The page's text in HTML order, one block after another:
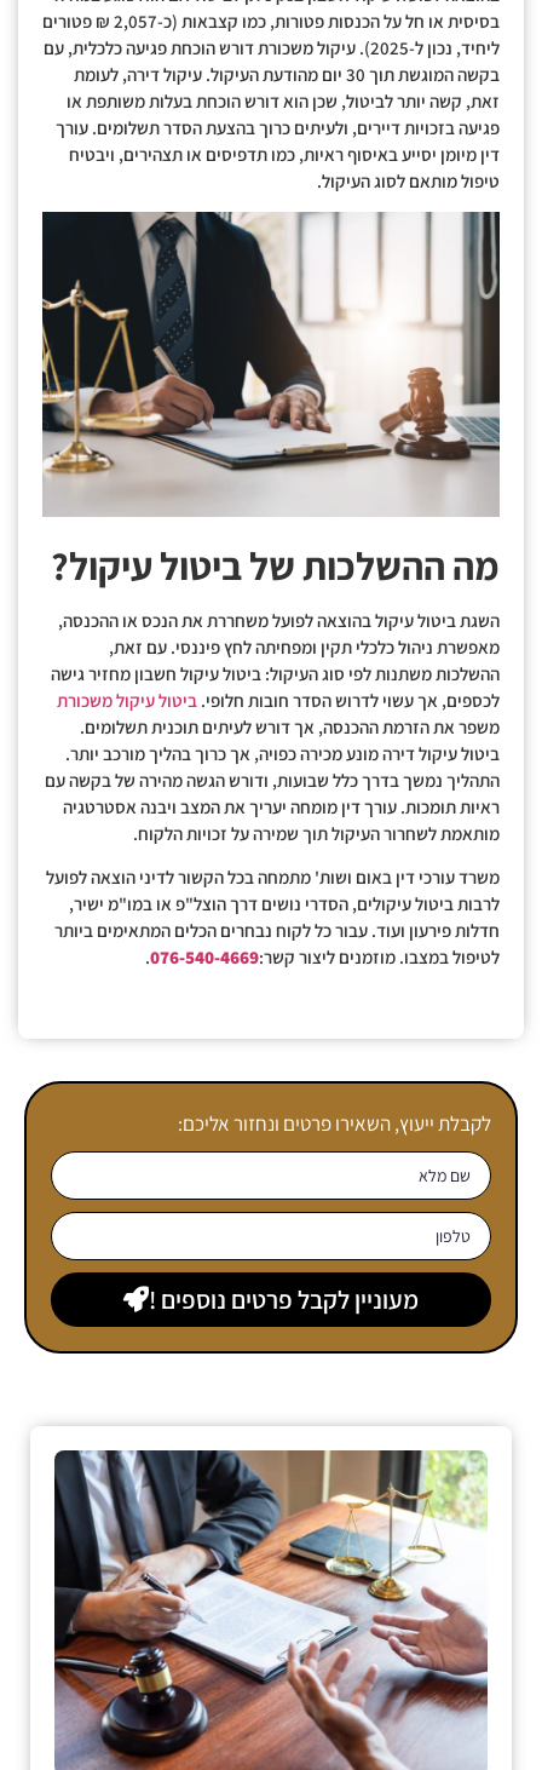
לקבלת ייעוץ, השאירו פרטים ונחזור אליכם:
מעוניין לקבל פרטים נוספים !
בסיסית או חל על הכנסות פטורות, כמו קצבאות (כ-2,057 ₪ פטורים
ליחיד, נכון ל-2025). עיקול משכורת דורש הוכחת פגיעה כלכלית, עם
בקשה המוגשת תוך 30 יום מהודעת העיקול. עיקול דירה, לעומת
זאת, קשה יותר לביטול, שכן הוא דורש הוכחת בעלות משותפת או
פגיעה בזכויות דיירים, ולעיתים כרוך בהצעת הסדר תשלומים. עורך
דין מיומן יסייע באיסוף ראיות, כמו תדפיסים או תצהירים, ויבטיח
טיפול מותאם לסוג העיקול.
מה ההשלכות של ביטול עיקול?
השגת ביטול עיקול בהוצאה לפועל משחררת את הנכס או ההכנסה,
מאפשרת ניהול כלכלי תקין ומפחיתה לחץ פיננסי. עם זאת,
ההשלכות משתנות לפי סוג העיקול: ביטול עיקול חשבון מחזיר גישה
לכספים, אך עשוי לדרוש הסדר חובות חלופי. ביטול עיקול משכורת
משפר את הזרמת ההכנסה, אך דורש לעיתים תוכנית תשלומים.
ביטול עיקול דירה מונע מכירה כפויה, אך כרוך בהליך מורכב יותר.
התהליך נמשך בדרך כלל שבועות, ודורש הגשה מהירה של בקשה עם
ראיות תומכות. עורך דין מומחה יעריך את המצב ויבנה אסטרטגיה
מותאמת לשחרור העיקול תוך שמירה על זכויות הלקוח.
משרד עורכי דין באום ושות' מתמחה בכל הקשור לדיני הוצאה לפועל
לרבות ביטול עיקולים, הסדרי נושים דרך הוצל"פ או במו"מ ישיר,
חדלות פירעון ועוד. עבור כל לקוח נבחרים הכלים המתאימים ביותר
לטיפול במצבו. מוזמנים ליצור קשר:076-540-4669
.